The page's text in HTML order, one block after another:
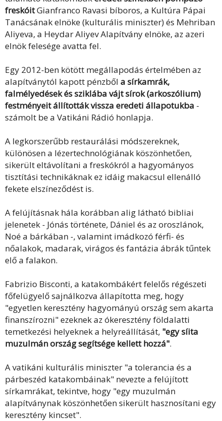
freskóitGianfranco Ravasi bíboros, a Kultúra Pápai
Tanácsának elnöke (kulturális miniszter) és Mehriban
Aliyeva, a Heydar Aliyev Alapítvány elnöke, az azeri
elnök felesége avatta fel.
Egy 2012-ben kötött megállapodás értelmében az
alapítványtól kapott pénzből a sírkamrák,
falmélyedések és sziklába vájt sírok (arkoszólium)
festményeit állították vissza eredeti állapotukba -
számolt be a Vatikáni Rádió honlapja.
A legkorszerűbb restaurálási módszereknek,
különösen a lézertechnológiának köszönhetően,
sikerült eltávolítani a freskókról a hagyományos
tisztítási technikáknak ez idáig makacsul ellenálló
fekete elszíneződést is.
A felújításnak hála korábban alig látható bibliai
jelenetek - Jónás története, Dániel és az oroszlánok,
Noé a bárkában -, valamint imádkozó férfi- és
nőalakok, madarak, virágos és fantázia ábrák tűntek
elő a falakon.
Fabrizio Bisconti, a katakombákért felelős régészeti
főfelügyelő sajnálkozva állapította meg, hogy
"egyetlen keresztény hagyományú ország sem akarta
finanszírozni" ezeknek az ókeresztény földalatti
temetkezési helyeknek a helyreállítását, "egy síita
muzulmán ország segítsége kellett hozzá".
A vatikáni kulturális miniszter "a tolerancia és a
párbeszéd katakombáinak" nevezte a felújított
sírkamrákat, tekintve, hogy "egy muzulmán
alapítványnak köszönhetően sikerült hasznosítani egy
keresztény kincset".